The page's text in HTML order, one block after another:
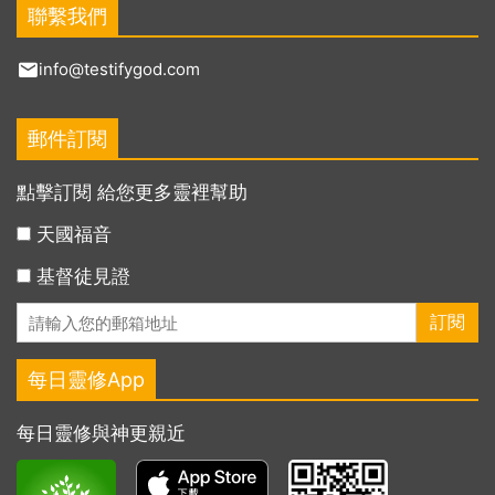
聯繫我們
info@testifygod.com
郵件訂閱
點擊訂閱 給您更多靈裡幫助
天國福音
基督徒見證
每日靈修App
每日靈修與神更親近